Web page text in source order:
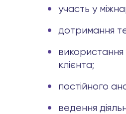
участь у
дотримання
використання
клієнта;
постійного
ведення